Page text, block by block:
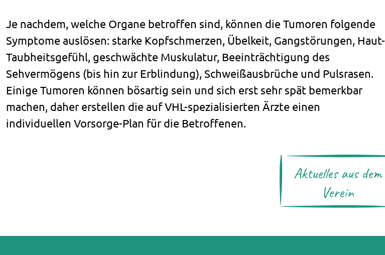
Je nachdem, welche Organe betroffen sind, können die Tumoren folgende
Symptome auslösen: starke Kopfschmerzen, Übelkeit, Gangstörungen, Haut-
Taubheitsgefühl, geschwächte Muskulatur, Beeinträchtigung des
Sehvermögens (bis hin zur Erblindung), Schweißausbrüche und Pulsrasen.
Einige Tumoren können bösartig sein und sich erst sehr spät bemerkbar
machen, daher erstellen die auf VHL-spezialisierten Ärzte einen
individuellen Vorsorge-Plan für die Betroffenen.
Aktuelles aus dem
Verein